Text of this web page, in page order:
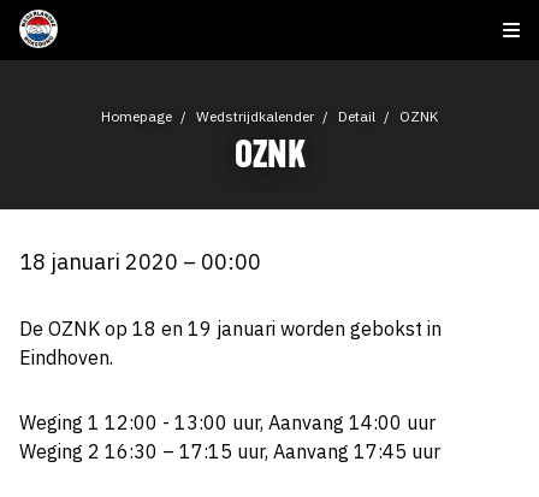
Homepage Wedstrijdkalender Detail OZNK
OZNK
18 januari 2020 – 00:00
De OZNK op 18 en 19 januari worden gebokst in
Eindhoven.
Weging 1 12:00 - 13:00 uur, Aanvang 14:00 uur
Weging 2 16:30 – 17:15 uur, Aanvang 17:45 uur